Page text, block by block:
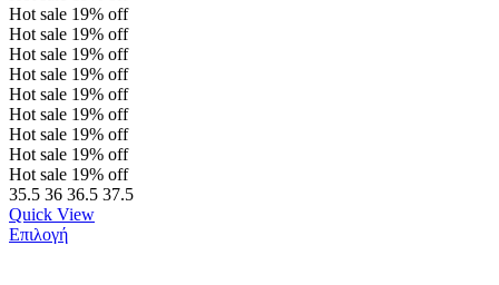
Hot sale 19% off
Hot sale 19% off
Hot sale 19% off
Hot sale 19% off
Hot sale 19% off
Hot sale 19% off
Hot sale 19% off
Hot sale 19% off
Hot sale 19% off
35.5 36 36.5 37.5
Quick View
Επιλογή